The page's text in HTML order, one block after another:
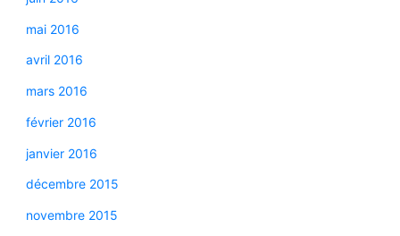
mai 2016
avril 2016
mars 2016
février 2016
janvier 2016
décembre 2015
novembre 2015